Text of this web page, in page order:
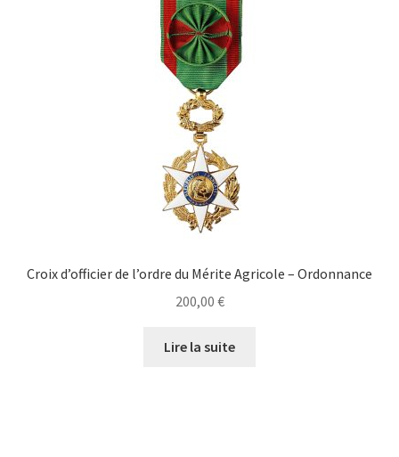
Croix d’officier de l’ordre du Mérite Agricole – Ordonnance
200,00 €
Lire la suite